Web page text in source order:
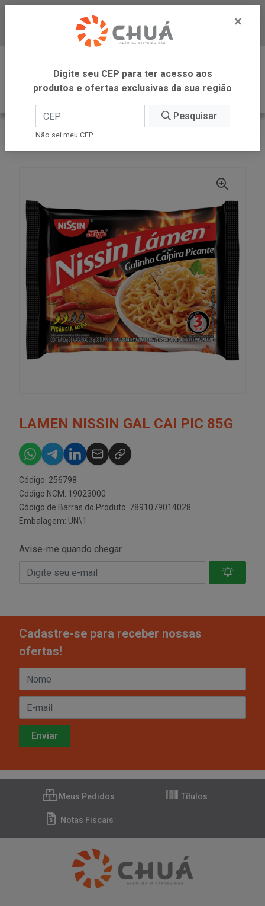
Baixe já nosso APP
0
INÍCIO
NISSIN
LAMEN NISSIN GAL CAI PIC 85G
Código: 256798
Código NCM: 19023000
Código de Barras do Produto: 7891079014028
Embalagem: UN\1
Avise-me quando chegar
Cadastre-se para receber nossas
ofertas!
Meus Pedidos Títulos
Notas Fiscais
×
Digite seu CEP para ter acesso aos
produtos e ofertas exclusivas da sua região
Pesquisar
Não sei meu CEP